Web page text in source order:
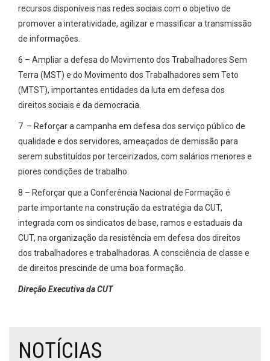
recursos disponíveis nas redes sociais com o objetivo de
promover a interatividade, agilizar e massificar a transmissão
de informações.
6 – Ampliar a defesa do Movimento dos Trabalhadores Sem
Terra (MST) e do Movimento dos Trabalhadores sem Teto
(MTST), importantes entidades da luta em defesa dos
direitos sociais e da democracia.
7 – Reforçar a campanha em defesa dos serviço público de
qualidade e dos servidores, ameaçados de demissão para
serem substituídos por terceirizados, com salários menores e
piores condições de trabalho.
8 – Reforçar que a Conferência Nacional de Formação é
parte importante na construção da estratégia da CUT,
integrada com os sindicatos de base, ramos e estaduais da
CUT, na organização da resistência em defesa dos direitos
dos trabalhadores e trabalhadoras. A consciência de classe e
de direitos prescinde de uma boa formação.
Direção Executiva da CUT
NOTÍCIAS